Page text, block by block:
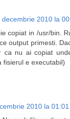
decembrie 2010 la
copiat in /usr/bin.
output primesti.
ca nu ai copiat
fisierul e executabil)
2010 la 01:01